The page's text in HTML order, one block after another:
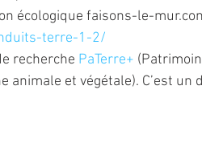
écologique faisons-le-
terre-1-2/
recherche PaTerre+
et végétale). C’est un